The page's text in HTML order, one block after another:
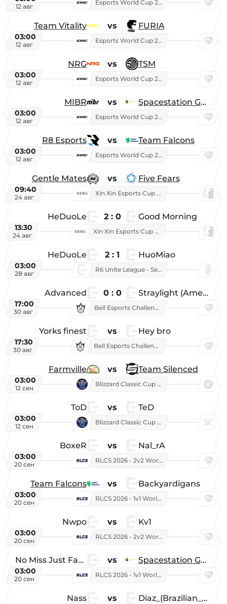
12 авг
Esports World Cup 2026
Team Vitality vs FURIA
03:00
12 авг
Esports World Cup 2026
NRG vs TSM
03:00
12 авг
Esports World Cup 2026
MIBR vs Spacestation Gaming
03:00
12 авг
Esports World Cup 2026
R8 Esports vs Team Falcons
03:00
12 авг
Esports World Cup 2026
Gentle Mates vs Five Fears
09:40
24 авг
Xin Xin Esports Cup 2025
HeDuoLe 2 : 0 Good Morning
13:30
24 авг
Xin Xin Esports Cup 2026
HeDuoLe 2 : 1 HuoMiao
03:00
28 авг
R6 Unite League - Season 1
Advanced 0 : 0 Straylight (American team)
17:00
30 авг
Bell Esports Challenge 2026
Yorks finest vs Hey bro
17:30
30 авг
Bell Esports Challenge 2026
Farmville vs Team Silenced
03:00
12 сен
Blizzard Classic Cup 2026
ToD vs TeD
03:00
12 сен
Blizzard Classic Cup 2026
BoxeR vs Nal_rA
03:00
20 сен
RLCS 2026 - 2v2 World Championship
Team Falcons vs Backyardigans
03:00
20 сен
RLCS 2026 - 1v1 World Championship
Nwpo vs Kv1
03:00
20 сен
RLCS 2026 - 2v2 World Championship
No Miss Just Fake vs Spacestation Gaming
03:00
20 сен
RLCS 2026 - 1v1 World Championship
Nass vs Diaz_(Brazilian_Player)